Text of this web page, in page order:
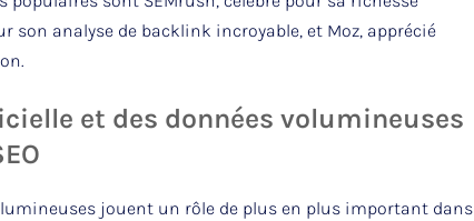
son analyse de backlink incroyable, et Moz, apprécié
et des données volumineuses
jouent un rôle de plus en plus important dans